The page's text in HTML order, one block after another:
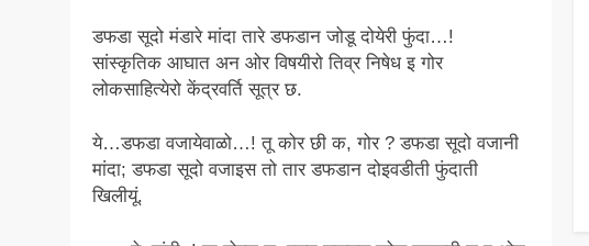
डफडा सूदो मंडारे मांदा तारे डफडान जोडू दोयेरी फुंदा…!
सांस्कृतिक आघात अन ओर विषयीरो तिव्र निषेध इ गोर
लोकसाहित्येरो केंद्रवर्ति सूत्र छ.
ये…डफडा वजायेवाळो…! तू कोर छी क, गोर ? डफडा सूदो वजानी
मांदा; डफडा सूदो वजाइस तो तार डफडान दोइवडीती फुंदाती
खिलीयूं.